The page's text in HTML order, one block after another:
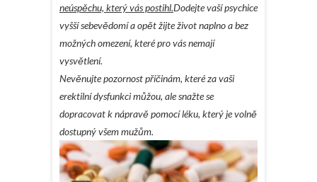
neúspěchu, který vás postihl.Dodejte vaší psychice
vyšší sebevědomí a opět žijte život naplno a bez
možných omezení, které pro vás nemají
vysvětlení.
Nevěnujte pozornost příčinám, které za vaši
erektilní dysfunkci můžou, ale snažte se
dopracovat k nápravě pomocí léku, který je volně
dostupný všem mužům.